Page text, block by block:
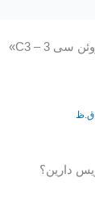
دارین؟